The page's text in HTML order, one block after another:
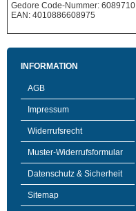
Gedore Code-Nummer: 6089710
EAN: 4010886608975
INFORMATION
AGB
Impressum
Widerrufsrecht
Muster-Widerrufsformular
Datenschutz & Sicherheit
Sitemap